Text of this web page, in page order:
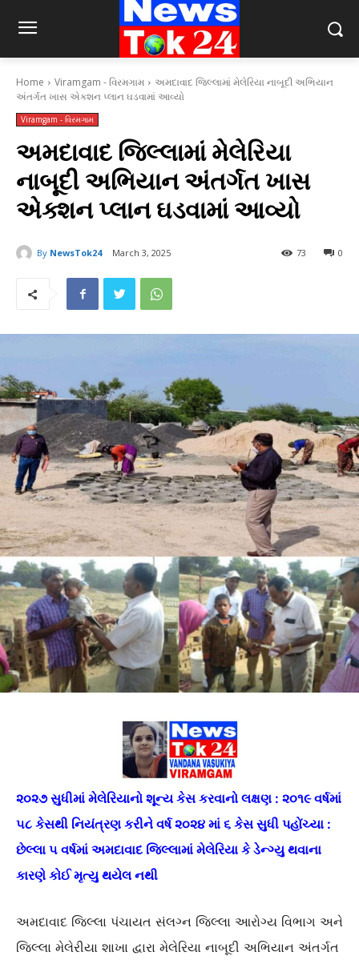
Home Viramgam - વિરમગામ
અમદાવાદ જિલ્લામાં મેલેરિયા નાબૂદી અભિયાન
અંતર્ગત ખાસ એક્શન પ્લાન ઘડવામાં આવ્યો
Viramgam - વિરમગામ
અમદાવાદ જિલ્લામાં મેલેરિયા
નાબૂદી અભિયાન અંતર્ગત ખાસ
એક્શન પ્લાન ઘડવામાં આવ્યો
By NewsTok24 March 3, 2025 0
73
૨૦૨૭ સુધીમાં મેલેરિયાનો શૂન્ય કેસ કરવાનો લક્ષણ : ૨૦૧૯ વર્ષમાં
૫૮ કેસથી નિયંત્રણ કરીને વર્ષ ૨૦૨૪ માં ૬ કેસ સુધી પહોંચ્યા :
છેલ્લા ૫ વર્ષમાં અમદાવાદ જિલ્લામાં મેલેરિયા કે ડેન્ગ્યુ થવાના
કારણે કોઈ મૃત્યુ થયેલ નથી
અમદાવાદ જિલ્લા પંચાયત સંલગ્ન જિલ્લા આરોગ્ય વિભાગ અને
જિલ્લા મેલેરીયા શાખા દ્વારા મેલેરિયા નાબૂદી અભિયાન અંતર્ગત